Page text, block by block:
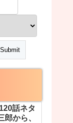
話ネタ
郎から、